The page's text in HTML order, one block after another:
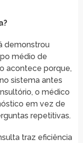
demonstrou
médio de
acontece porque,
sistema antes
o médico
em vez de
repetitivas.
traz eficiência